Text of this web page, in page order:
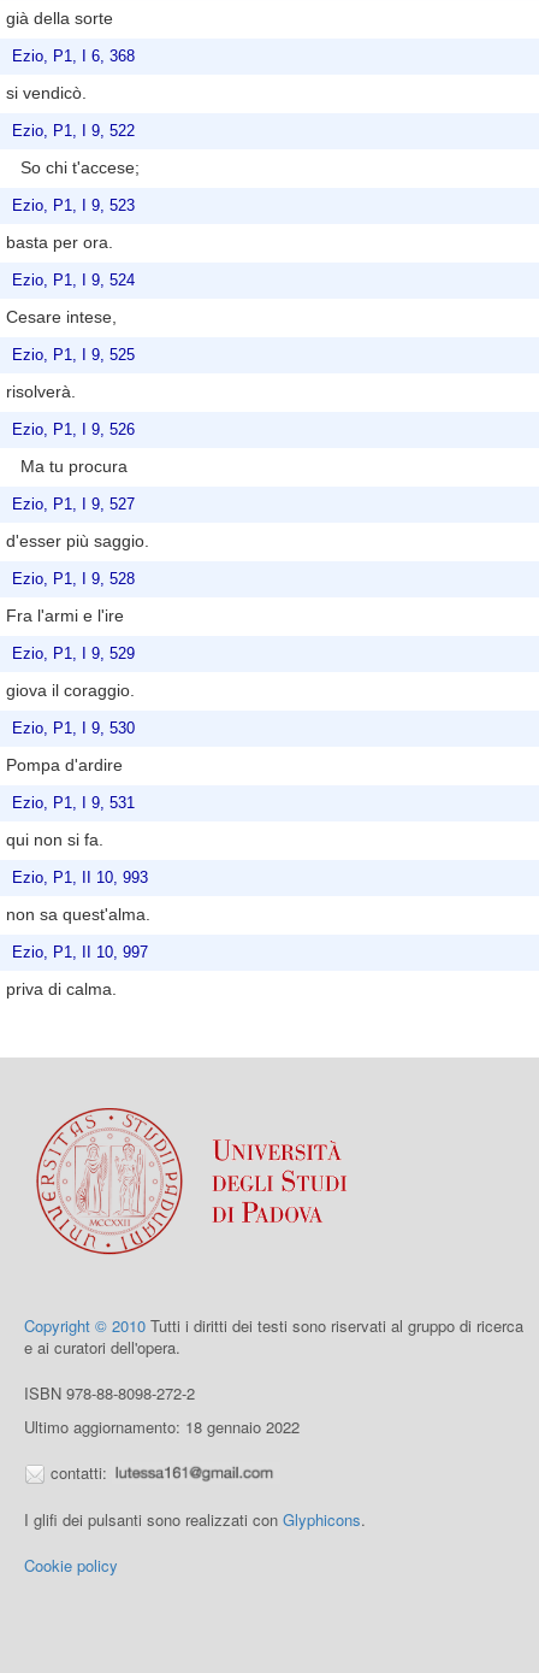
già della sorte
Ezio, P1, I 6, 368
si vendicò.
Ezio, P1, I 9, 522
So chi t'accese;
Ezio, P1, I 9, 523
basta per ora.
Ezio, P1, I 9, 524
Cesare intese,
Ezio, P1, I 9, 525
risolverà.
Ezio, P1, I 9, 526
Ma tu procura
Ezio, P1, I 9, 527
d'esser più saggio.
Ezio, P1, I 9, 528
Fra l'armi e l'ire
Ezio, P1, I 9, 529
giova il coraggio.
Ezio, P1, I 9, 530
Pompa d'ardire
Ezio, P1, I 9, 531
qui non si fa.
Ezio, P1, II 10, 993
non sa quest'alma.
Ezio, P1, II 10, 997
priva di calma.
Copyright © 2010 Tutti i diritti dei testi sono riservati al gruppo di ricerca
e ai curatori dell'opera.
ISBN 978-88-8098-272-2
Ultimo aggiornamento: 18 gennaio 2022
contatti:
I glifi dei pulsanti sono realizzati con Glyphicons.
Cookie policy